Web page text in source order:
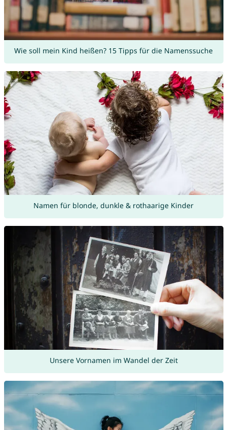
Wie soll mein Kind heißen? 15 Tipps für die Namenssuche
Namen für blonde, dunkle & rothaarige Kinder
Unsere Vornamen im Wandel der Zeit